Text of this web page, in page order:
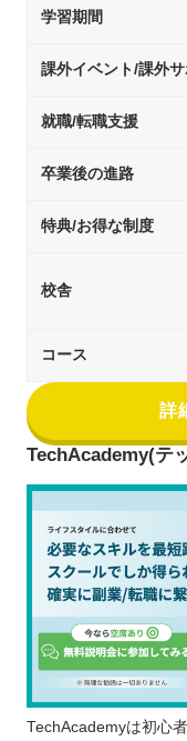
学習期間
課外イベント/課外サ
就職/転職支援
卒業後の進路
特典/お得な制度
校舎
コース
詳
TechAcademy(テ
TechAcademyは初心